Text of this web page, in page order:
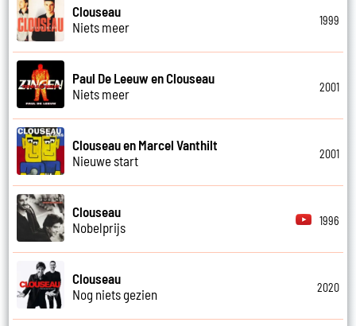
Clouseau
Niets meer
1999
Paul De Leeuw en Clouseau
Niets meer
2001
Clouseau en Marcel Vanthilt
Nieuwe start
2001
Clouseau
Nobelprijs
1996
Clouseau
Nog niets gezien
2020